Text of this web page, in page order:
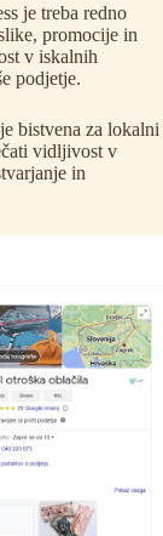
je treba redno
promocije in
v iskalnih
podjetje.
bistvena za lokalni
vidljivost v
in